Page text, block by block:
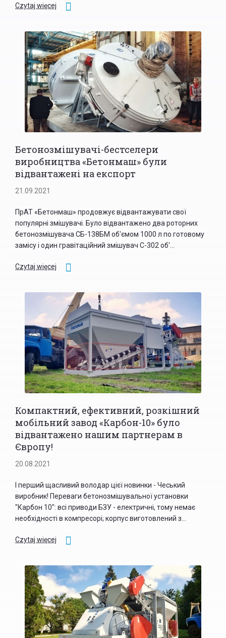
Czytaj więcej
Бетонозмішувачі-бестселери
виробництва «Бетонмаш» були
відвантажені на експорт
21.09.2021
ПрАТ «Бетонмаш» продовжує відвантажувати свої
популярні змішувачі. Було відвантажено два роторних
бетонозмішувача СБ-138БМ об'ємом 1000 л по готовому
замісу і один гравітаційний змішувач С-302 об'...
Czytaj więcej
Компактний, ефективний, розкішний
мобільний завод «Карбон-10» було
відвантажено нашим партнерам в
Європу!
20.08.2021
І перший щасливий володар цієї новинки - Чеський
виробник! Переваги бетонозмішувальної установки
"Карбон 10": всі приводи БЗУ - електричні, тому немає
необхідності в компресорі; корпус виготовлений з...
Czytaj więcej